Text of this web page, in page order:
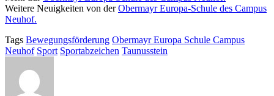
Weitere Neuigkeiten von derObermayr Europa-Schule des Campus
Neuhof.
Tags Bewegungsförderung Obermayr Europa Schule Campus
Neuhof Sport Sportabzeichen Taunusstein